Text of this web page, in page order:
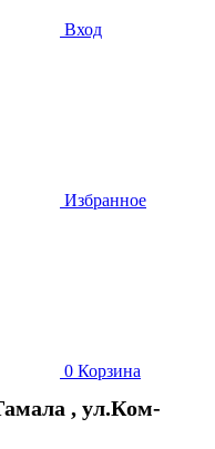
Вход
Избранное
0 Корзина
, ул.Ком-